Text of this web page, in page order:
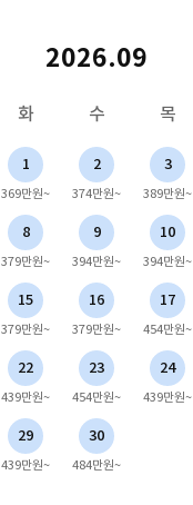
2026.09
화 수 목
1
369만원~
2
374만원~
3
389만원~
8
379만원~
9
394만원~
10
394만원~
15
379만원~
16
379만원~
17
454만원~
22
439만원~
23
454만원~
24
439만원~
29
439만원~
30
484만원~